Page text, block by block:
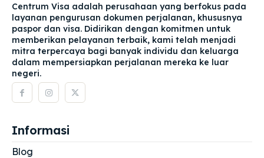
Centrum Visa adalah perusahaan yang berfokus pada
layanan pengurusan dokumen perjalanan, khususnya
paspor dan visa. Didirikan dengan komitmen untuk
memberikan pelayanan terbaik, kami telah menjadi
mitra terpercaya bagi banyak individu dan keluarga
dalam mempersiapkan perjalanan mereka ke luar
negeri.
Informasi
Blog